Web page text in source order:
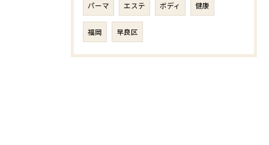
パーマ エステ ボディ 健康
福岡 早良区